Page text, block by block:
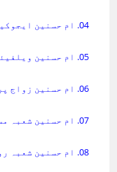
04. ام حسنین ایجوکیشن پروگرام
05. ام حسنین ویلفیئر پروگرام
06. ام حسنین زواج پروگرام
07. ام حسنین شعبہ مساجد
08. ام حسنین شعبہ روحانی علاج